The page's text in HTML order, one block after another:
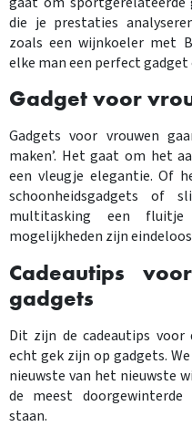
die je prestaties
zoals een wijnkoeler met
elke man een perfect gadget
Gadget voor
Gadgets voor vrouwen
maken’. Het gaat om het
een vleugje elegantie. Of
schoonheidsgadgets of
multitasking een
mogelijkheden zijn
Cadeautips
gadgets
Dit zijn de cadeautips voor
echt gek zijn op gadgets.
nieuwste van het nieuwste
de meest
staan.